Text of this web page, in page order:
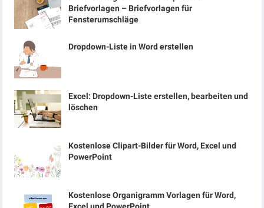
Briefvorlagen – Briefvorlagen für
Fensterumschläge
Dropdown-Liste in Word erstellen
Excel: Dropdown-Liste erstellen, bearbeiten und
löschen
Kostenlose Clipart-Bilder für Word, Excel und
PowerPoint
Kostenlose Organigramm Vorlagen für Word,